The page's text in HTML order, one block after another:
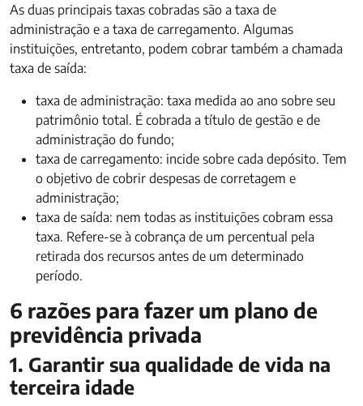
As duas principais taxas cobradas são a taxa de
administração e a taxa de carregamento. Algumas
instituições, entretanto, podem cobrar também a chamada
taxa de saída:
taxa de administração: taxa medida ao ano sobre seu
patrimônio total. É cobrada a título de gestão e de
administração do fundo;
taxa de carregamento: incide sobre cada depósito. Tem
o objetivo de cobrir despesas de corretagem e
administração;
taxa de saída: nem todas as instituições cobram essa
taxa. Refere-se à cobrança de um percentual pela
retirada dos recursos antes de um determinado
período.
6 razões para fazer um plano de
previdência privada
1. Garantir sua qualidade de vida na
terceira idade